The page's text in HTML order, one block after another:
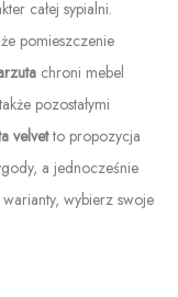
całej sypialni.
pomieszczenie
chroni mebel
pozostałymi
velvetto propozycja
a jednocześnie
wybierz swoje